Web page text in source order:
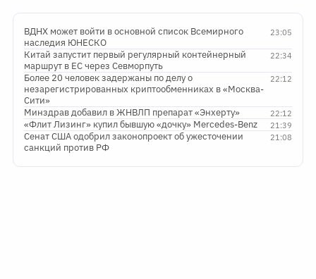
23:05
ВДНХ может войти в основной список Всемирного
наследия ЮНЕСКО
22:34
Китай запустит первый регулярный контейнерный
маршрут в ЕС через Севморпуть
22:12
Более 20 человек задержаны по делу о
незарегистрированных криптообменниках в «Москва-
Сити»
22:12
Минздрав добавил в ЖНВЛП препарат «Энхерту»
21:39
«Флит Лизинг» купил бывшую «дочку» Mercedes-Benz
21:08
Сенат США одобрил законопроект об ужесточении
санкций против РФ